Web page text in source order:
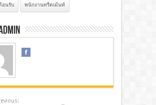
อนรับ พนักงานทรีตเม้นท์